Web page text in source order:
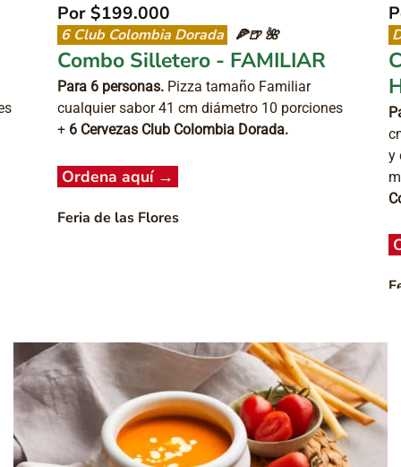
Por$199.000
6 Club Colombia Dorada 🍕🍺 🌺
Combo Silletero - FAMILIAR
Para 6 personas. Pizza tamaño Familiar
cualquier sabor 41 cm diámetro 10 porciones
+ 6 Cervezas Club Colombia Dorada.
Ordena aquí →
Feria de las Flores
y